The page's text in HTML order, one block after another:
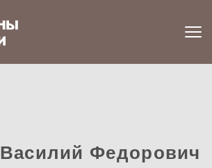
Василий Федорович